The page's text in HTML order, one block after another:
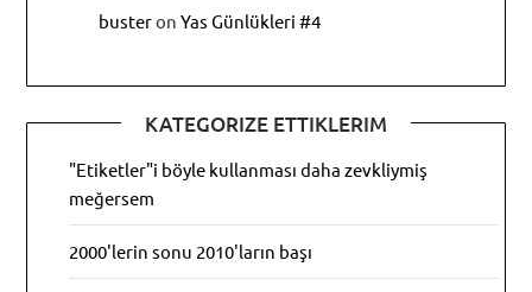
busteronYas Günlükleri #4
KATEGORIZE ETTIKLERIM
"Etiketler"i böyle kullanması daha zevkliymiş
meğersem
2000'lerin sonu 2010'ların başı